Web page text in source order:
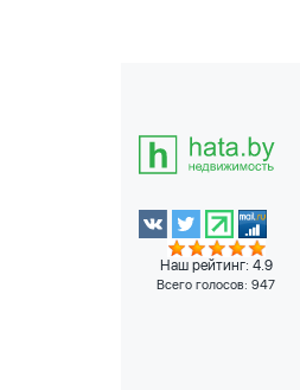
Наш рейтинг: 4.9
Всего голосов: 947